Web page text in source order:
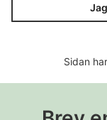
Sidan